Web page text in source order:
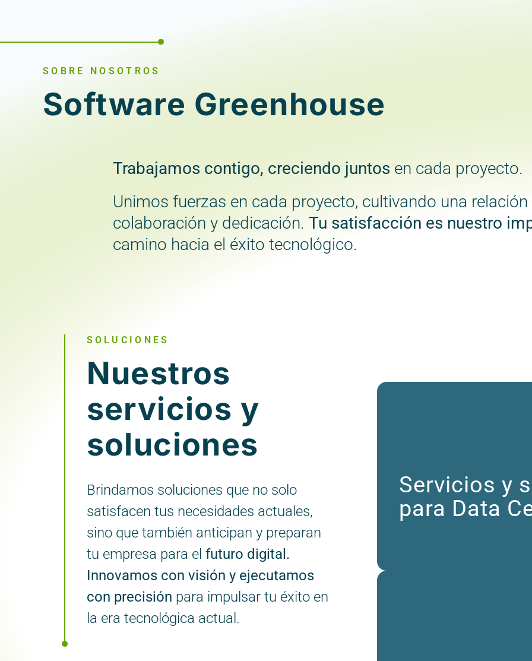
SOBRE NOSOTROS
Software Greenhouse
Trabajamos contigo, creciendo juntos en cada proyecto.
Unimos fuerzas en cada proyecto, cultivando una
colaboración y dedicación. Tu satisfacción es nuestro
camino hacia el éxito tecnológico.
SOLUCIONES
Nuestros
servicios y
soluciones
Brindamos soluciones que no solo
satisfacen tus necesidades actuales,
sino que también anticipan y preparan
tu empresa para el futuro digital.
Innovamos con visión y ejecutamos
con precisión para impulsar tu éxito en
la era tecnológica actual.
Servicios y
para Data